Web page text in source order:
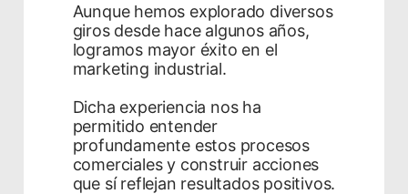
Aunque hemos explorado diversos
giros desde hace algunos años,
logramos mayor éxito en el
marketing industrial.
Dicha experiencia nos ha
permitido entender
profundamente estos procesos
comerciales y construir acciones
que sí reflejan resultados positivos.